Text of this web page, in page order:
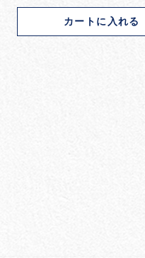
カートに入れる